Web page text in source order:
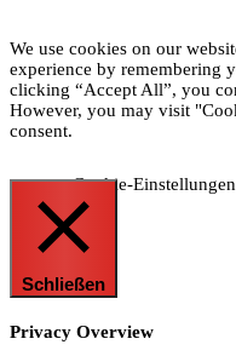
We use cookies on our
experience by remembering
clicking “Accept All”, you
However, you may visit
consent.
Cookie-Einstellungen
Schließen
Privacy Overview